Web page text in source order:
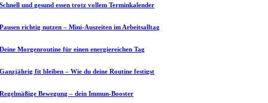
Schnell und gesund essen trotz vollem Terminkalender
Pausen richtig nutzen – Mini-Auszeiten im Arbeitsalltag
Deine Morgenroutine für einen energiereichen Tag
Ganzjährig fit bleiben – Wie du deine Routine festigst
Regelmäßige Bewegung – dein Immun-Booster